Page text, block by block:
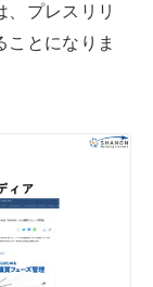
プレスリリ
ことになりま